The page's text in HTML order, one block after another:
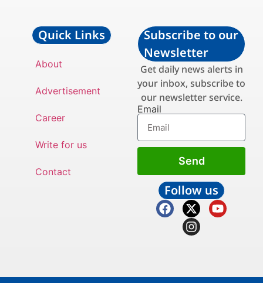
Quick Links
About
Advertisement
Career
Write for us
Contact
Subscribe to our
Newsletter
Get daily news alerts in
your inbox, subscribe to
our newsletter service.
Email
Send
Follow us